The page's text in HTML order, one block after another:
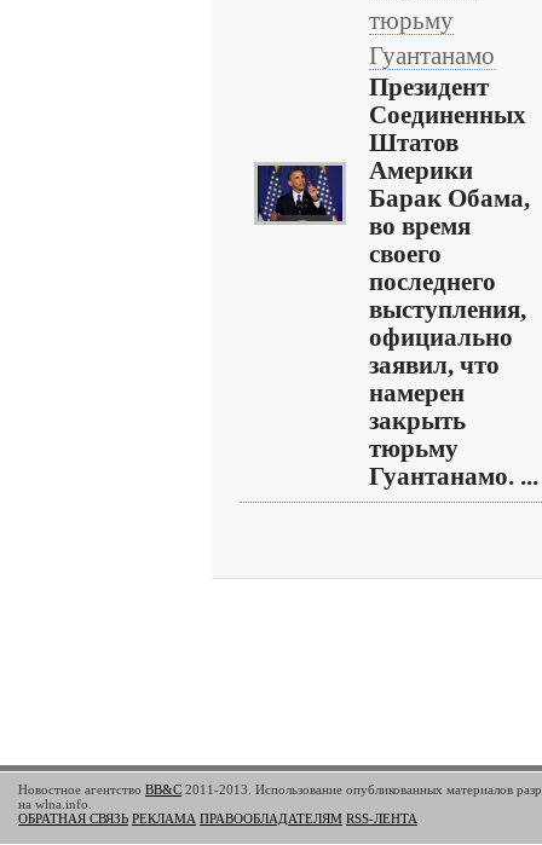
тюрьму
Гуантанамо
Президент
Соединенных
Штатов
Америки
Барак Обама,
во время
своего
последнего
выступления,
официально
заявил, что
намерен
закрыть
тюрьму
Гуантанамо. ...
Новостное агентство BB&C 2011-2013. Использование опубликованных материалов
на wlna.info.
ОБРАТНАЯ СВЯЗЬ РЕКЛАМА ПРАВООБЛАДАТЕЛЯМ RSS-ЛЕНТА